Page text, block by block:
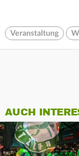
Veranstaltung
AUCH